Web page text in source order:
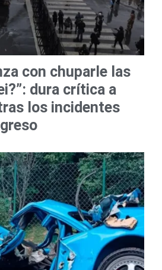
con chuparle las
dura crítica a
los incidentes